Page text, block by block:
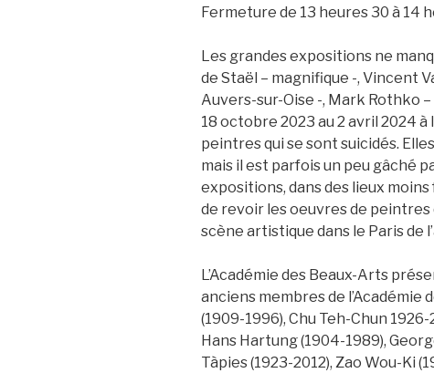
Fermeture de 13 heures 30 à 14
Les grandes expositions ne
de Staël – magnifique -, Vincent
Auvers-sur-Oise -, Mark Rothko
18 octobre 2023 au 2 avril 2024
peintres qui se sont suicidés.
mais il est parfois un peu gâché
expositions, dans des lieux
de revoir les oeuvres de peintres
scène artistique dans le Paris de
L’Académie des Beaux-Arts
anciens membres de l’Académie
(1909-1996), Chu Teh-Chun
Hans Hartung (1904-1989),
Tàpies (1923-2012), Zao Wou-Ki